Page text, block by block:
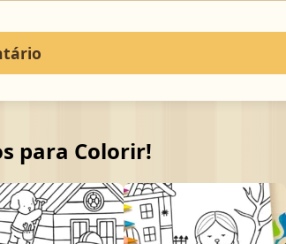
para Colorir!